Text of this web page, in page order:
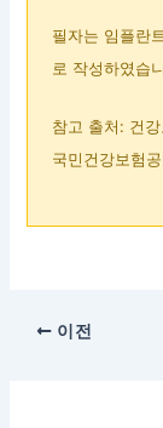
필자는 임플란
로 작성하였습
참고 출처: 건
국민건강보험
이전